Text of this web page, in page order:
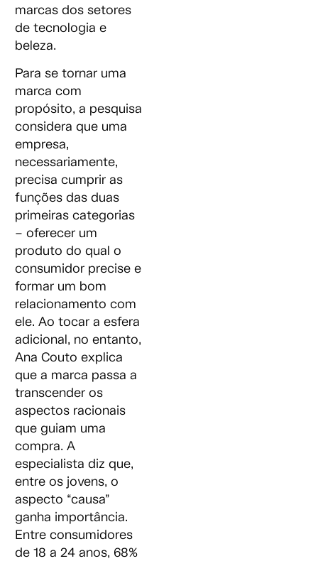
marcas dos setores
de tecnologia e
beleza.
Para se tornar uma
marca com
propósito, a pesquisa
considera que uma
empresa,
necessariamente,
precisa cumprir as
funções das duas
primeiras categorias
– oferecer um
produto do qual o
consumidor precise e
formar um bom
relacionamento com
ele. Ao tocar a esfera
adicional, no entanto,
Ana Couto explica
que a marca passa a
transcender os
aspectos racionais
que guiam uma
compra. A
especialista diz que,
entre os jovens, o
aspecto “causa”
ganha importância.
Entre consumidores
de 18 a 24 anos, 68%